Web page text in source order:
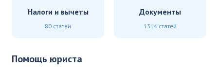
Налоги и вычеты
80 статей
Документы
1314 статей
Помощь юриста